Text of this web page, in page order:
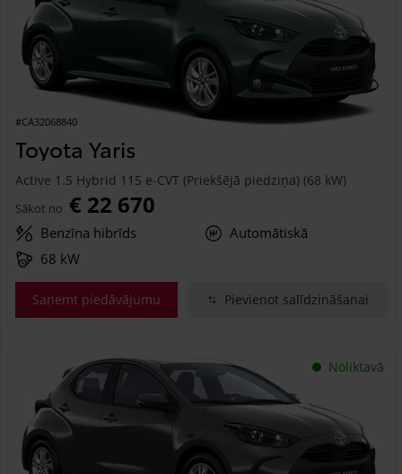
#CA32068840
Toyota Yaris
Active 1.5 Hybrid 115 e-CVT (Priekšējā piedziņa) (68 kW)
Sākot no € 22 670
Benzīna hibrīds
Automātiskā
68 kW
Saņemt piedāvājumu Pievienot salīdzināšanai
Noliktavā